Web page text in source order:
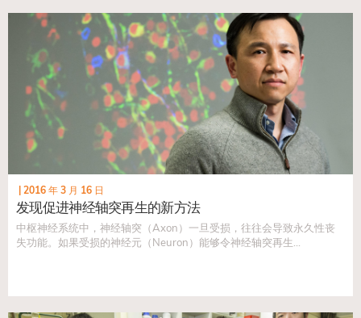
| 2016 年 3 月 16 日
发现促进神经轴突再生的新方法
中枢神经系统中，神经轴突（Axon）一旦受损，往往会导致永久性丧
失功能。如果受损的神经元（Neuron）能够令神经轴突再生...